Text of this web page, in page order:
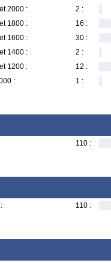
2000 :
2 :
1800 :
16 :
1600 :
30 :
1400 :
2 :
1200 :
12 :
:
1 :
110 :
110 :